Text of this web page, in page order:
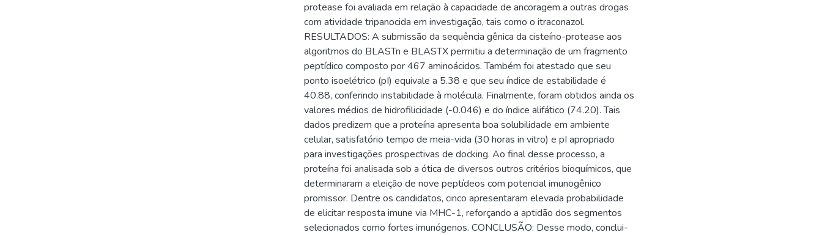
protease foi avaliada em relação à capacidade de ancoragem a outras drogas
com atividade tripanocida em investigação, tais como o itraconazol.
RESULTADOS: A submissão da sequência gênica da cisteíno-protease aos
algoritmos do BLASTn e BLASTX permitiu a determinação de um fragmento
peptídico composto por 467 aminoácidos. Também foi atestado que seu
ponto isoelétrico (pI) equivale a 5.38 e que seu índice de estabilidade é
40.88, conferindo instabilidade à molécula. Finalmente, foram obtidos ainda os
valores médios de hidrofilicidade (-0.046) e do índice alifático (74.20). Tais
dados predizem que a proteína apresenta boa solubilidade em ambiente
celular, satisfatório tempo de meia-vida (30 horas in vitro) e pI apropriado
para investigações prospectivas de docking. Ao final desse processo, a
proteína foi analisada sob a ótica de diversos outros critérios bioquímicos, que
determinaram a eleição de nove peptídeos com potencial imunogênico
promissor. Dentre os candidatos, cinco apresentaram elevada probabilidade
de elicitar resposta imune via MHC-1, reforçando a aptidão dos segmentos
selecionados como fortes imunógenos. CONCLUSÃO: Desse modo, conclui-